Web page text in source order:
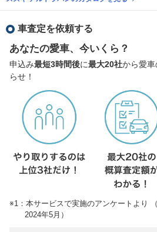
車査定を依頼する
あなたの愛車、今いくら？
申込み最短3時間後に最大20社から愛
らせ！
※1：本サービスで実施のアンケートより
2024年5月）